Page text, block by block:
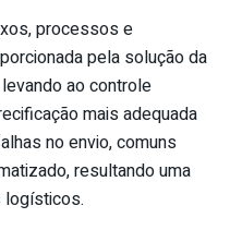
processos e
pela solução da
ao controle
mais adequada
no envio, comuns
resultando uma
logísticos.